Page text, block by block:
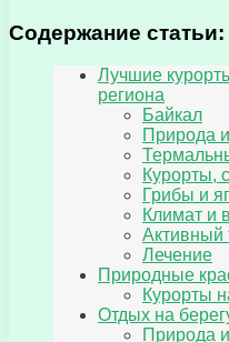
Содержание статьи:
Лучшие
региона
Байкал
Природа
Курорты,
Грибы и
Климат и
Активный
Лечение
Природные
Курорты
Отдых на
Природа